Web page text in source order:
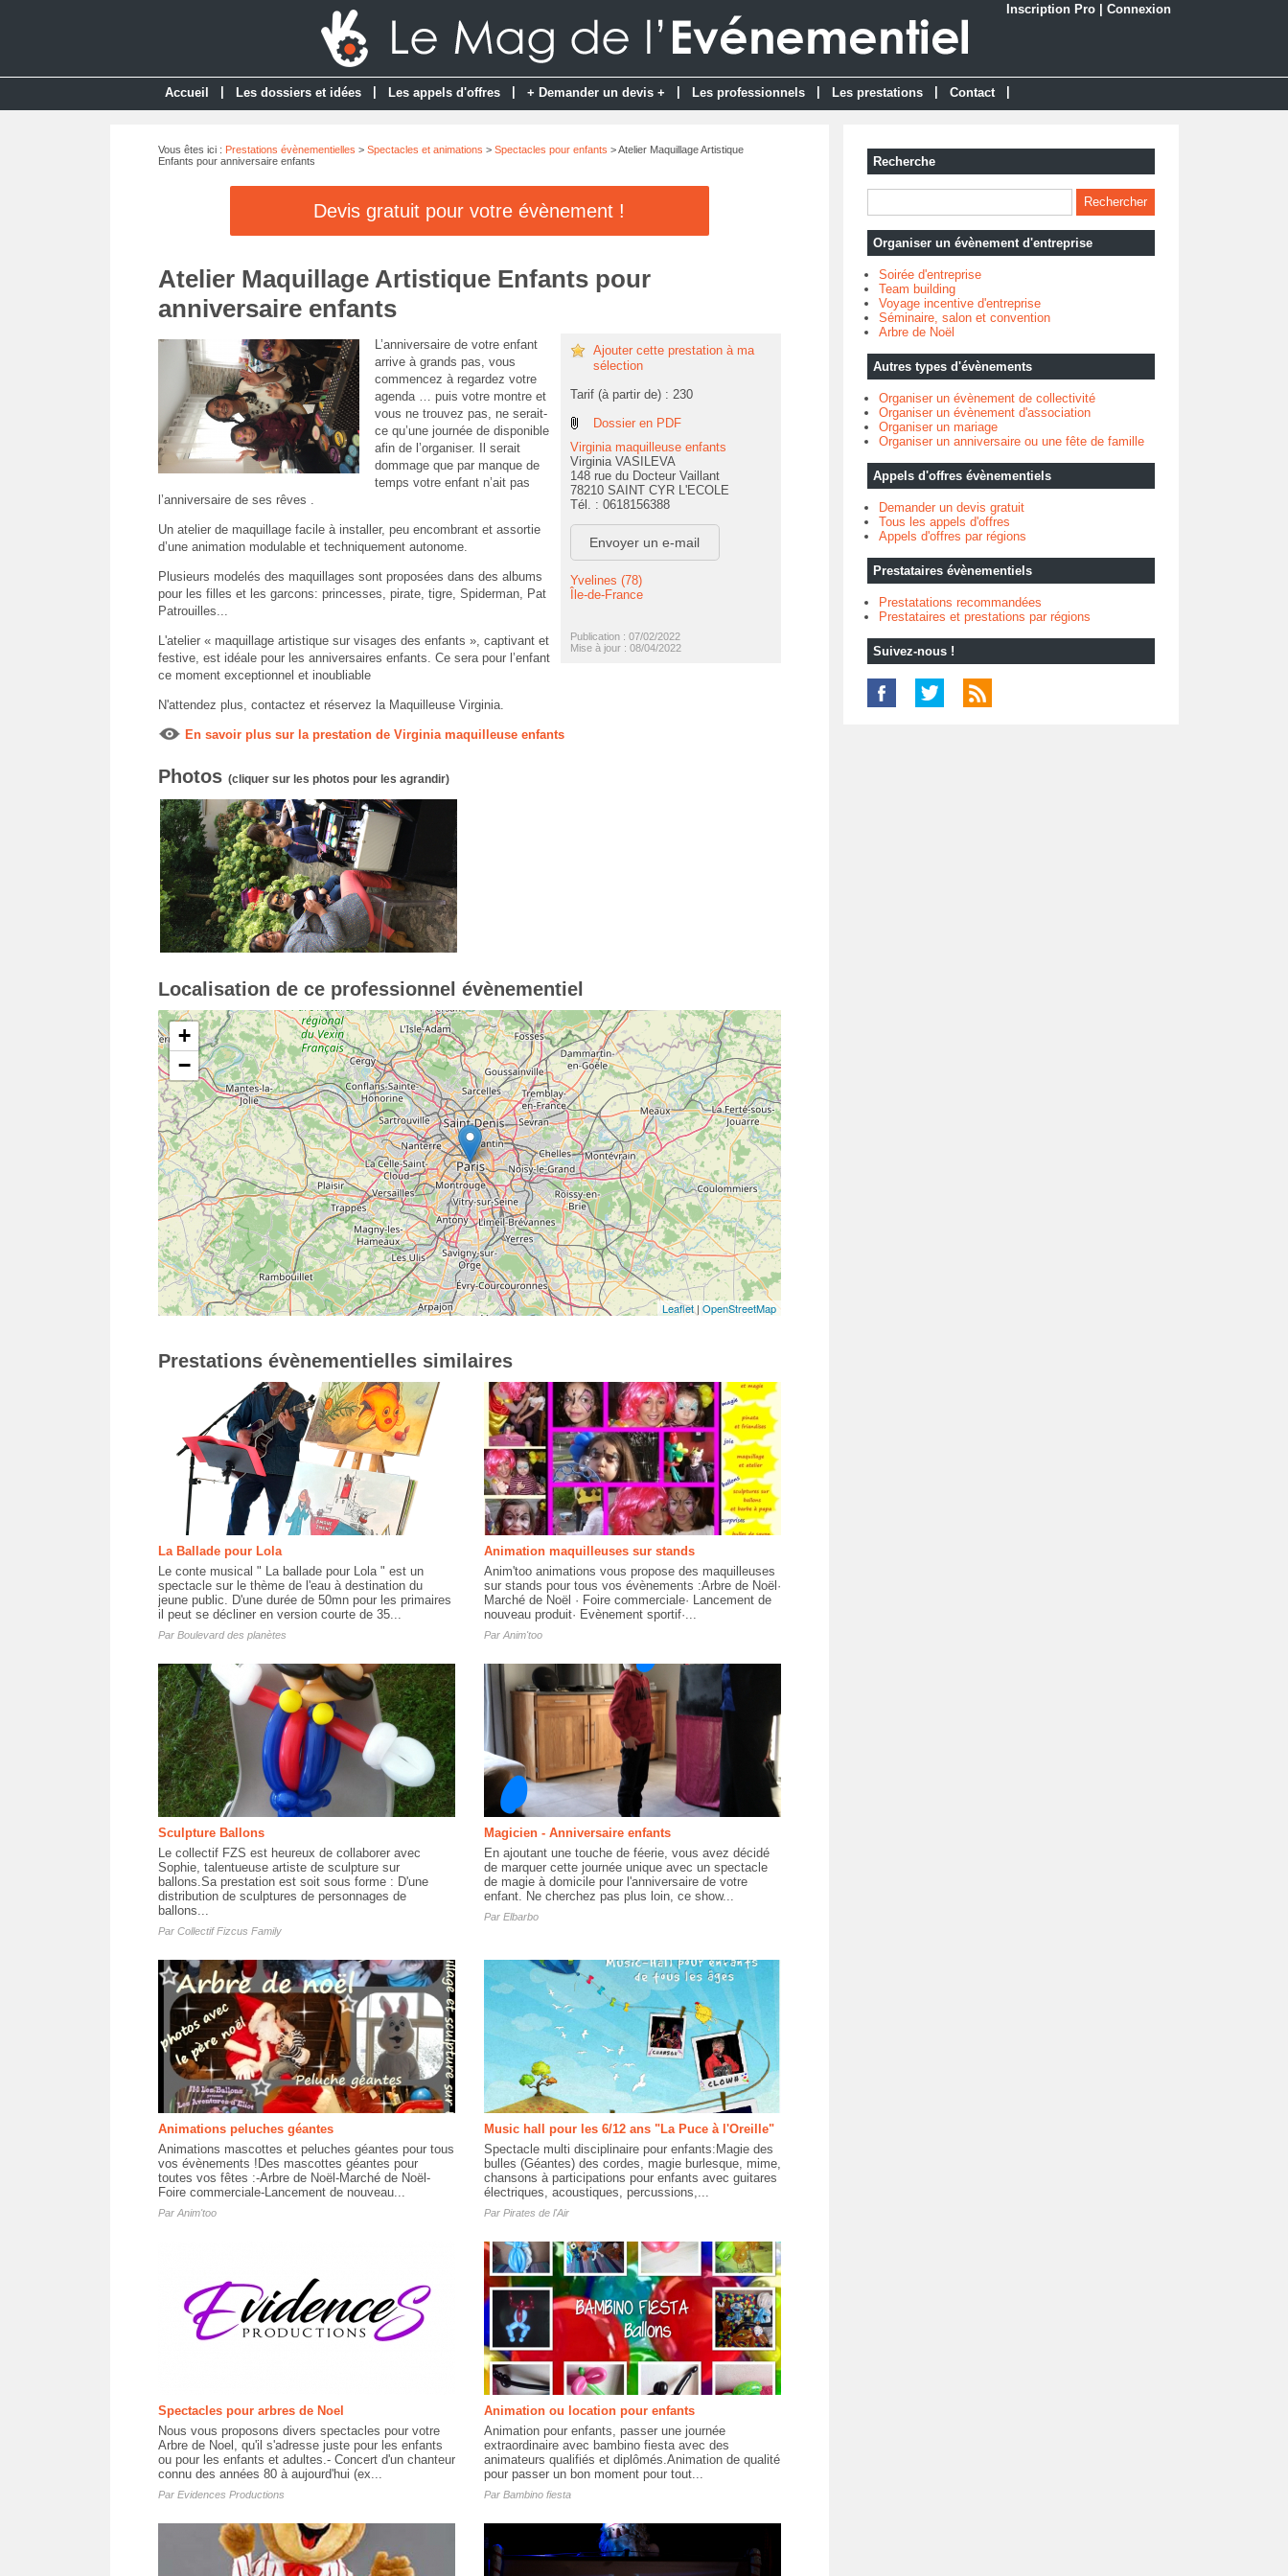
Inscription Pro Connexion
Accueil Les dossiers et idées Les appels d'offres + Demander un devis + Les professionnels Les prestations Contact
Vous êtes ici : Prestations évènementielles > Spectacles et animations > Spectacles pour enfants > Atelier Maquillage Artistique
Enfants pour anniversaire enfants
Devis gratuit pour votre évènement !
Atelier Maquillage Artistique Enfants pour
anniversaire enfants
Ajouter cette prestation à ma
sélection
Tarif (à partir de) : 230
Dossier en PDF
Virginia maquilleuse enfants
Virginia VASILEVA
148 rue du Docteur Vaillant
78210 SAINT CYR L'ECOLE
Tél. : 0618156388
Envoyer un e-mail
Yvelines (78)
Île-de-France
Publication : 07/02/2022
Mise à jour : 08/04/2022
L’anniversaire de votre enfant
arrive à grands pas, vous
commencez à regardez votre
agenda … puis votre montre et
vous ne trouvez pas, ne serait-
ce qu’une journée de disponible
afin de l’organiser. Il serait
dommage que par manque de
temps votre enfant n’ait pas
l’anniversaire de ses rêves .
Un atelier de maquillage facile à installer, peu encombrant et assortie
d’une animation modulable et techniquement autonome.
Plusieurs modelés des maquillages sont proposées dans des albums
pour les filles et les garcons: princesses, pirate, tigre, Spiderman, Pat
Patrouilles...
L'atelier « maquillage artistique sur visages des enfants », captivant et
festive, est idéale pour les anniversaires enfants. Ce sera pour l’enfant
ce moment exceptionnel et inoubliable
N'attendez plus, contactez et réservez la Maquilleuse Virginia.
En savoir plus sur la prestation de Virginia maquilleuse enfants
Photos (cliquer sur les photos pour les agrandir)
Localisation de ce professionnel évènementiel
+
−
Leaflet| OpenStreetMap
Prestations évènementielles similaires
La Ballade pour Lola
Le conte musical " La ballade pour Lola " est un
spectacle sur le thème de l'eau à destination du
jeune public. D'une durée de 50mn pour les primaires
il peut se décliner en version courte de 35...
Par Boulevard des planètes
Animation maquilleuses sur stands
Anim'too animations vous propose des maquilleuses
sur stands pour tous vos évènements :Arbre de Noël·
Marché de Noël · Foire commerciale· Lancement de
nouveau produit· Evènement sportif·...
Par Anim'too
Sculpture Ballons
Le collectif FZS est heureux de collaborer avec
Sophie, talentueuse artiste de sculpture sur
ballons.Sa prestation est soit sous forme : D'une
distribution de sculptures de personnages de
ballons...
Par Collectif Fizcus Family
Magicien - Anniversaire enfants
En ajoutant une touche de féerie, vous avez décidé
de marquer cette journée unique avec un spectacle
de magie à domicile pour l'anniversaire de votre
enfant. Ne cherchez pas plus loin, ce show...
Par Elbarbo
Animations peluches géantes
Animations mascottes et peluches géantes pour tous
vos évènements !Des mascottes géantes pour
toutes vos fêtes :-Arbre de Noël-Marché de Noël-
Foire commerciale-Lancement de nouveau...
Par Anim'too
Music hall pour les 6/12 ans "La Puce à l'Oreille"
Spectacle multi disciplinaire pour enfants:Magie des
bulles (Géantes) des cordes, magie burlesque, mime,
chansons à participations pour enfants avec guitares
électriques, acoustiques, percussions,...
Par Pirates de l'Air
Spectacles pour arbres de Noel
Nous vous proposons divers spectacles pour votre
Arbre de Noel, qu'il s'adresse juste pour les enfants
ou pour les enfants et adultes.- Concert d'un chanteur
connu des années 80 à aujourd'hui (ex...
Par Evidences Productions
Animation ou location pour enfants
Animation pour enfants, passer une journée
extraordinaire avec bambino fiesta avec des
animateurs qualifiés et diplômés.Animation de qualité
pour passer un bon moment pour tout...
Par Bambino fiesta
Recherche
Organiser un évènement d'entreprise
Soirée d'entreprise
Team building
Voyage incentive d'entreprise
Séminaire, salon et convention
Arbre de Noël
Autres types d'évènements
Organiser un évènement de collectivité
Organiser un évènement d'association
Organiser un mariage
Organiser un anniversaire ou une fête de famille
Appels d'offres évènementiels
Demander un devis gratuit
Tous les appels d'offres
Appels d'offres par régions
Prestataires évènementiels
Prestatations recommandées
Prestataires et prestations par régions
Suivez-nous !